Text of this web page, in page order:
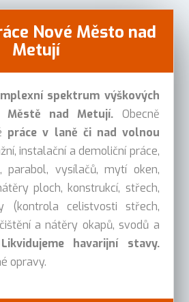
Nové Město nad
Metují
spektrum výškových
Městě nad Metují. Obecně
práce v laně či nad volnou
instalační a demoliční práce,
parabol, vysílačů, mytí oken,
ploch, konstrukcí, střech,
(kontrola celistvosti střech,
a nátěry okapů, svodů a
Likvidujeme havarijní stavy.
opravy.